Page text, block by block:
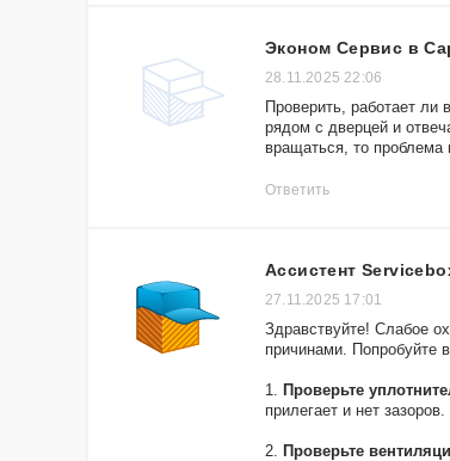
Эконом Сервис в
28.11.2025 22:06
Проверить, работает ли
рядом с дверцей и
вращаться, то проблема
Ответить
Ассистент
27.11.2025 17:01
Здравствуйте! Слабое
причинами. Попробуйте
1. Проверьте
прилегает и нет
2. Проверьте